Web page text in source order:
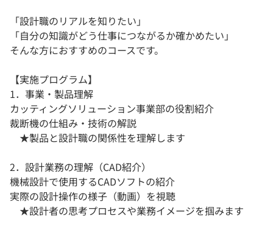
「設計職のリアルを知りたい」
「自分の知識がどう仕事につながるか確かめたい」
そんな方におすすめのコースです。
【実施プログラム】
1．事業・製品理解
カッティングソリューション事業部の役割紹介
裁断機の仕組み・技術の解説
★製品と設計職の関係性を理解します
2．設計業務の理解（CAD紹介）
機械設計で使用するCADソフトの紹介
実際の設計操作の様子（動画）を視聴
★設計者の思考プロセスや業務イメージを掴みます